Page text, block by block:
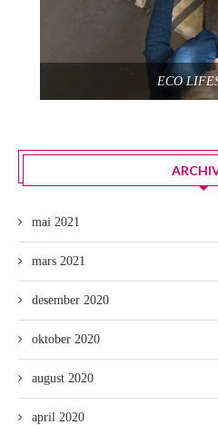
ECO
mai 2021
mars 2021
desember 2020
oktober 2020
august 2020
april 2020